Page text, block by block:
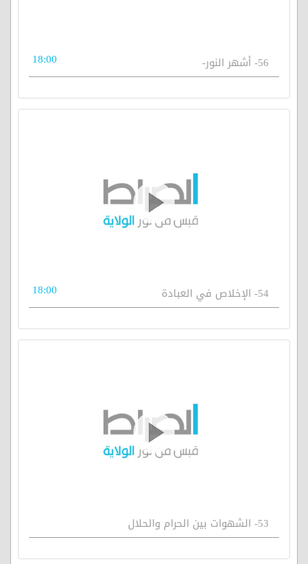
56- أشهر النور- 18:00
54- الإخلاص في العبادة 18:00
53- الشهوات بين الحرام والحلال